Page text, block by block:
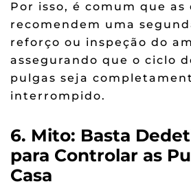
Por isso, é comum que as
recomendem uma
reforço ou inspeção do
assegurando que o ciclo
pulgas seja
interrompido.
6. Mito: Basta
para Controlar as
Casa